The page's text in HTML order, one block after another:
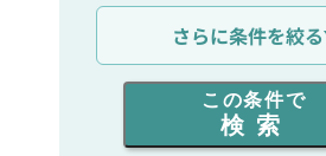
通信距離を選ぶ
出力を選ぶ
同時通話人数を選ぶ
さらに条件を絞る
この条件で
検索